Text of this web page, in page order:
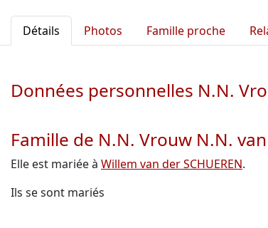
Détails Photos Famille proche
Données personnelles N.N.
Famille de N.N. Vrouw N.N. van
Elle est mariée à Willem van der SCHUEREN.
Ils se sont mariés